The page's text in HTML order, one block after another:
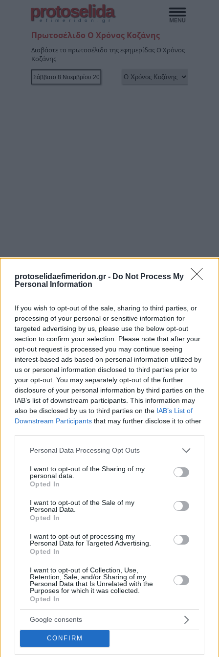
protoselidaefimeridon.gr - Do Not Process My
Personal Information
If you wish to opt-out of the sale, sharing to third parties, or
processing of your personal or sensitive information for
targeted advertising by us, please use the below opt-out
section to confirm your selection. Please note that after your
opt-out request is processed you may continue seeing
interest-based ads based on personal information utilized by
us or personal information disclosed to third parties prior to
your opt-out. You may separately opt-out of the further
disclosure of your personal information by third parties on the
IAB’s list of downstream participants. This information may
also be disclosed by us to third parties on the IAB’s List of
Downstream Participants that may further disclose it to other
Please note that this website/app uses one or more Google
not limited to your visit or usage behaviour. You may click to
grant or deny consent to Google and its third-party tags to
use your data for below specified purposes in below Google
consent section.
Personal Data Processing Opt Outs
I want to opt-out of the Sharing of my
personal data.
Opted In
I want to opt-out of the Sale of my
Personal Data.
Opted In
I want to opt-out of processing my
Personal Data for Targeted Advertising.
Opted In
I want to opt-out of Collection, Use,
Retention, Sale, and/or Sharing of my
Personal Data that Is Unrelated with the
Purposes for which it was collected.
Opted In
Google consents
CONFIRM
protoselida
efimeridon.gr
Πρωτοσέλιδο Ο Χρόνος Κοζάνης
Διαβάστε το πρωτοσέλιδο της εφημερίδας Ο Χρόνος
Κοζάνης
Προηγούμενη
Ερμής
Επόμενη
Ηπειρωτικός Αγών
Κοινοποιήστε
Προηγούμενη
Ερμής
Επόμενη
Ηπειρωτικός Αγών